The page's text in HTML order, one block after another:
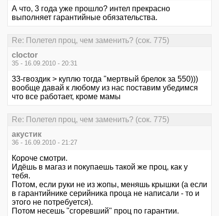
А что, 3 года уже прошло? интел прекрасно
выполняет гарантийные обязательства.
Re: Полетел проц, чем заменить? (сок. 775)
cloctor
35 - 16.09.2010 - 20:31
33-гвоздик > куплю тогда "мертвый брелок за 550)))
вообще давай к любому из нас поставим убедимся
что все работает, кроме мамы
Re: Полетел проц, чем заменить? (сок. 775)
акустик
36 - 16.09.2010 - 21:27
Короче смотри.
Идёшь в магаз и покупаешь такой же проц, как у
тебя.
Потом, если руки не из жопы, меняшь крышки (а если
в гарантийнике серийника проца не написали - то и
этого не потребуется).
Потом несешь "сгоревший" проц по гарантии.